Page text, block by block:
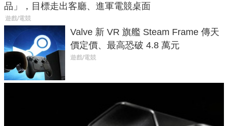
品」，目標走出客廳、進軍電競桌面
遊戲/電競
Valve 新 VR 旗艦 Steam Frame 傳天
價定價、最高恐破 4.8 萬元
遊戲/電競